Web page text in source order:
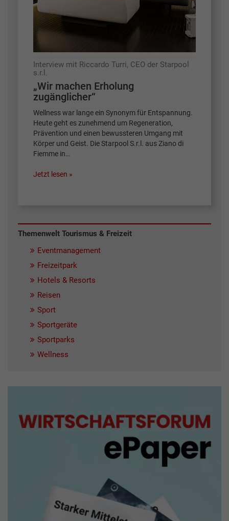
Interview mit Riccardo Turri, CEO der Starpool
s.r.l.
„Wir machen Erholung
zugänglicher“
Wellness war lange ein Synonym für Entspannung.
Heute geht es zunehmend um Regeneration,
Prävention und einen bewussteren Umgang mit
Körper und Geist. Die Starpool S.r.l. aus Ziano di
Fiemme in…
Jetzt lesen »
Themenwelt Tourismus & Freizeit
Eventmanagement
Freizeitpark
Hotels & Resorts
Reisen
Sport
Sportgeräte
Sportparks
Wellness